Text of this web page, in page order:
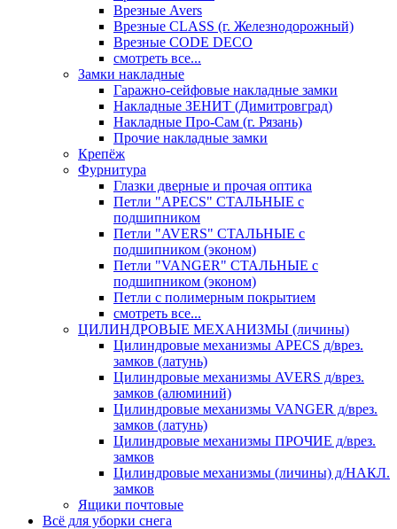
Врезные Avers
Врезные CLASS (г. Железнодорожный)
Врезные CODE DECO
смотреть все...
Замки накладные
Гаражно-сейфовые накладные замки
Накладные ЗЕНИТ (Димитровград)
Накладные Про-Сам (г. Рязань)
Прочие накладные замки
Крепёж
Фурнитура
Глазки дверные и прочая оптика
Петли "APECS" СТАЛЬНЫЕ с
подшипником
Петли "AVERS" СТАЛЬНЫЕ с
подшипником (эконом)
Петли "VANGER" СТАЛЬНЫЕ с
подшипником (эконом)
Петли с полимерным покрытием
смотреть все...
ЦИЛИНДРОВЫЕ МЕХАНИЗМЫ (личины)
Цилиндровые механизмы APECS д/врез.
замков (латунь)
Цилиндровые механизмы AVERS д/врез.
замков (алюминий)
Цилиндровые механизмы VANGER д/врез.
замков (латунь)
Цилиндровые механизмы ПРОЧИЕ д/врез.
замков
Цилиндровые механизмы (личины) д/НАКЛ.
замков
Ящики почтовые
Всё для уборки снега